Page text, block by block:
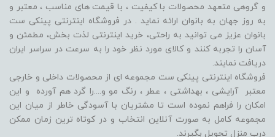
و گروهی متعهد محصولات با کیفیت ، با قیمت های مناسب ، معتبر و
به روز جهان به بانوان ارائه نماید . در فروشگاه اینترنتی پینکی ست
بانوان عزیز می توانيد به راحتی، خرید اینترنتی لذت بخش، مطمئن و
آسان را تجربه کنند و کالای مورد نظر خود را به سرعت در سراسر ایران
دریافت نمایند.
فروشگاه اینترنتی پینکی ست مجموعه ای از محصولات داخلی و خارجی
معتبر آرایشی ، بهداشتی ، عطر ، رنگ مو و....را گرد هم آورده و اين
امکان را فراهم نموده است تا مشتريان با آسودگی خاطر از ميان اين
مجموعه کامل به صورت آنلاين انتخاب و در کوتاه ترين زمان ممکن
درب منزل تحویل بگیرند.